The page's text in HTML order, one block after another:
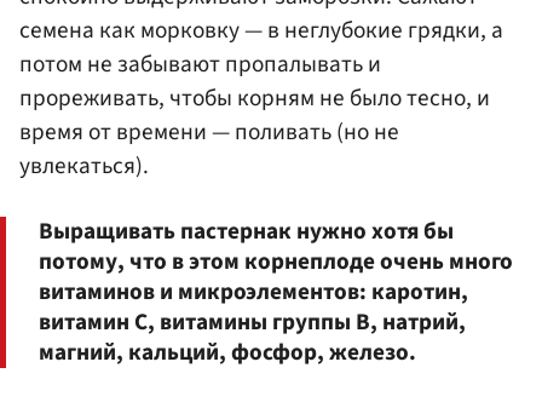
семена как морковку — в неглубокие грядки, а
потом не забывают пропалывать и
прореживать, чтобы корням не было тесно, и
время от времени — поливать (но не
увлекаться).
Выращивать пастернак нужно хотя бы
потому, что в этом корнеплоде очень много
витаминов и микроэлементов: каротин,
витамин С, витамины группы B, натрий,
магний, кальций, фосфор, железо.